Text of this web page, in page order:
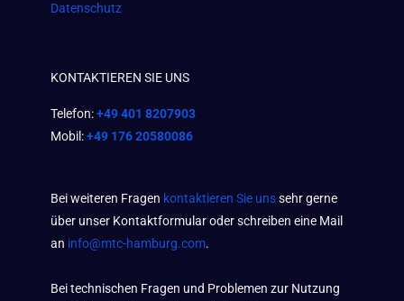
Datenschutz
KONTAKTIEREN SIE UNS
Telefon:+49 401 8207903
Mobil:+49 176 20580086
Bei weiteren Fragen kontaktieren Sie unssehr gerne
über unser Kontaktformular oder schreiben eine Mail
an info@mtc-hamburg.com.
Bei technischen Fragen und Problemen zur Nutzung